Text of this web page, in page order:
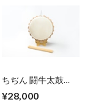
ちぢん 闘牛太鼓
¥28,000